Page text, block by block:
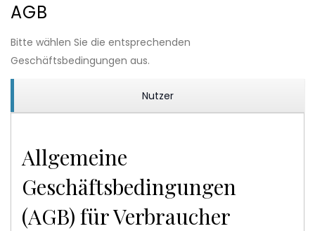
AGB
Bitte wählen Sie die entsprechenden
Geschäftsbedingungen aus.
Nutzer
Allgemeine
Geschäftsbedingungen
(AGB) für Verbraucher